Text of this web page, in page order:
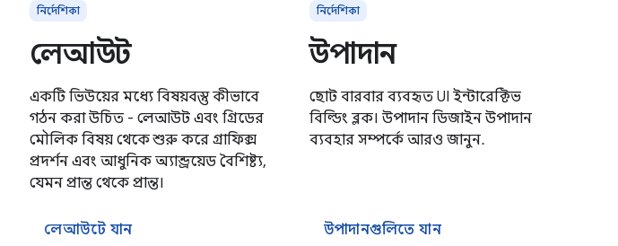
নির্দেশিকা
লেআউট
একটি ভিউয়ের মধ্যে বিষয়বস্তু কীভাবে
গঠন করা উচিত - লেআউট এবং গ্রিডের
মৌলিক বিষয় থেকে শুরু করে গ্রাফিক্স
প্রদর্শন এবং আধুনিক অ্যান্ড্রয়েড বৈশিষ্ট্য,
যেমন প্রান্ত থেকে প্রান্ত।
লেআউটে যান
নির্দেশিকা
উপাদান
ছোট বারবার ব্যবহৃত UI ইন্টারেক্টিভ
বিল্ডিং ব্লক। উপাদান ডিজাইন উপাদান
ব্যবহার সম্পর্কে আরও জানুন.
উপাদানগুলিতে যান